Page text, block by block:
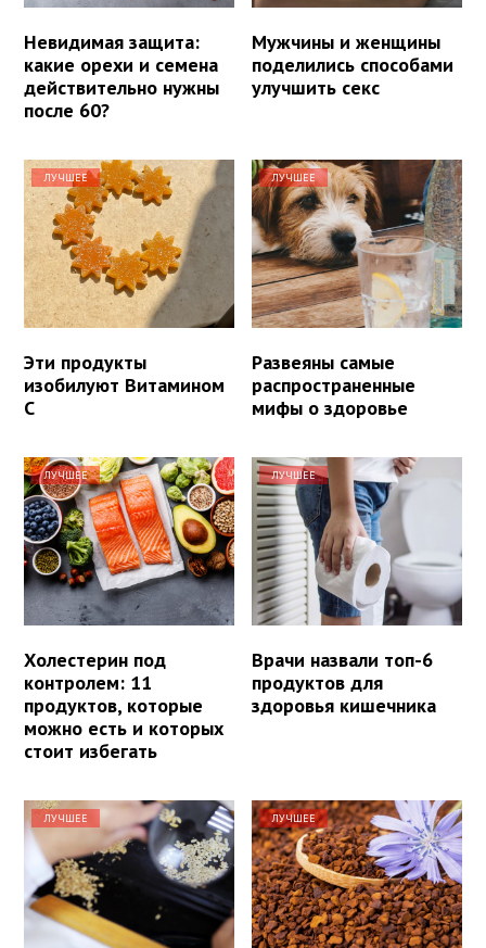
Невидимая защита:
какие орехи и семена
действительно нужны
после 60?
Мужчины и женщины
поделились способами
улучшить секс
ЛУЧШЕЕ
Эти продукты
изобилуют Витамином
С
ЛУЧШЕЕ
Развеяны самые
распространенные
мифы о здоровье
ЛУЧШЕЕ
Холестерин под
контролем: 11
продуктов, которые
можно есть и которых
стоит избегать
ЛУЧШЕЕ
Врачи назвали топ-6
продуктов для
здоровья кишечника
ЛУЧШЕЕ ЛУЧШЕЕ